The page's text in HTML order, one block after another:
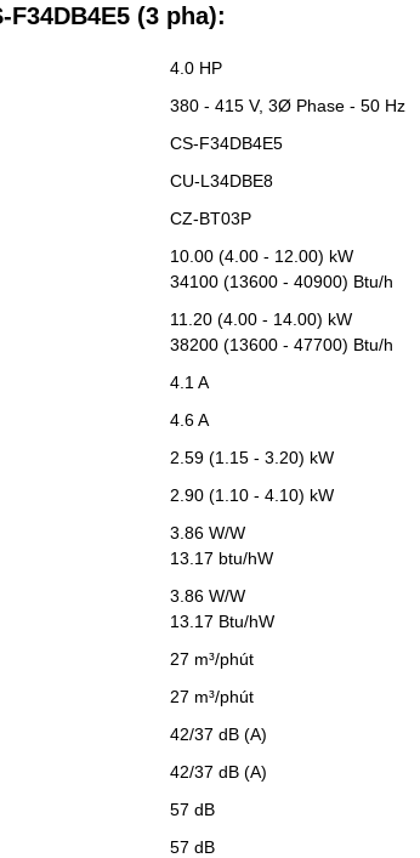
(3 pha):
4.0 HP
380 - 415 V, 3Ø Phase - 50 Hz
CS-F34DB4E5
CU-L34DBE8
CZ-BT03P
10.00 (4.00 - 12.00) kW
34100 (13600 - 40900) Btu/h
11.20 (4.00 - 14.00) kW
38200 (13600 - 47700) Btu/h
4.1 A
4.6 A
2.59 (1.15 - 3.20) kW
2.90 (1.10 - 4.10) kW
3.86 W/W
13.17 btu/hW
3.86 W/W
13.17 Btu/hW
27 m³/phút
27 m³/phút
42/37 dB (A)
42/37 dB (A)
57 dB
57 dB